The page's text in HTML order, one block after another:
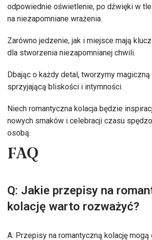
odpowiednie oświetlenie, po dźwięki w
na niezapomniane wrażenia.
Zarówno jedzenie, jak i miejsce mają
dla stworzenia niezapomnianej chwili.
Dbając o każdy detal, tworzymy
sprzyjającą bliskości i intymności.
Niech romantyczna kolacja będzie
nowych smaków i celebracji czasu
osobą.
FAQ
Q: Jakie przepisy na
kolację warto rozważyć?
A: Przepisy na romantyczną kolację mogą